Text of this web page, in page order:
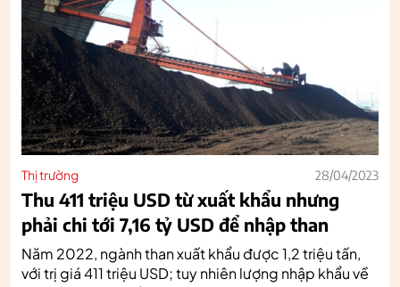
Thị trường 28/04/2023
Thu 411 triệu USD từ xuất khẩu nhưng
phải chi tới 7,16 tỷ USD để nhập than
Năm 2022, ngành than xuất khẩu được 1,2 triệu tấn,
với trị giá 411 triệu USD; tuy nhiên lượng nhập khẩu về